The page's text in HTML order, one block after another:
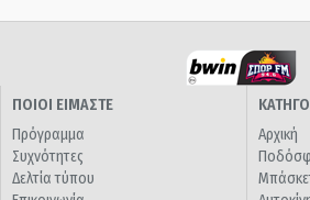
ΠΟΙΟΙ ΕΙΜΑΣΤΕ
Πρόγραμμα
Συχνότητες
Δελτία τύπου
Αρχική